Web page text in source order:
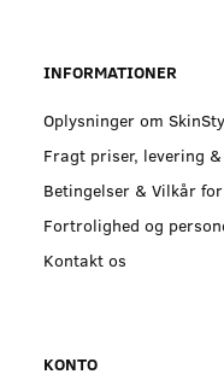
INFORMATIONER
Oplysninger om
Fragt priser, levering
Betingelser & Vilkår
Fortrolighed og
Kontakt os
KONTO